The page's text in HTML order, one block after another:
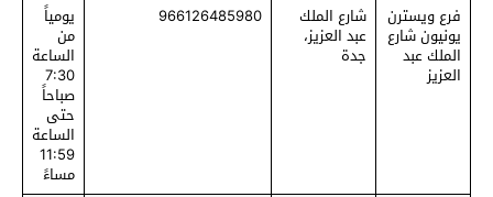
فرع ويسترن
يونيون شارع
الملك عبد
العزيز
شارع الملك
عبد العزيز،
جدة
966126485980 يومياً
من
الساعة
7:30
صباحاً
حتى
الساعة
11:59
مساءً